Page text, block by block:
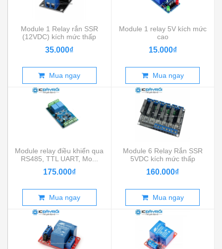
Module 1 Relay rắn SSR
(12VDC) kích mức thấp
35.000₫
Mua ngay
Module 1 relay 5V kích mức
cao
15.000₫
Mua ngay
Module relay điều khiển qua
RS485, TTL UART, Mo...
175.000₫
Mua ngay
Module 6 Relay Rắn SSR
5VDC kích mức thấp
160.000₫
Mua ngay